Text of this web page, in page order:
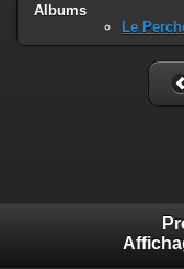
Albums
Le